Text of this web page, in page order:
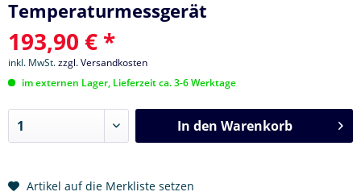
Temperaturmessgerät
193,90 € *
inkl. MwSt.zzgl. Versandkosten
im externen Lager, Lieferzeit ca. 3-6 Werktage
In den Warenkorb
Artikel auf die Merkliste setzen